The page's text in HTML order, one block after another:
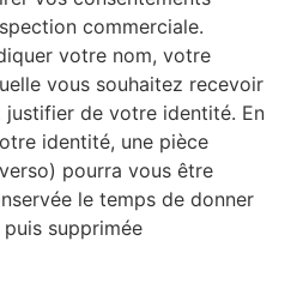
commerciale.
votre nom, votre
vous souhaitez recevoir
justifier de votre identité. En
identité, une pièce
pourra vous être
le temps de donner
supprimée